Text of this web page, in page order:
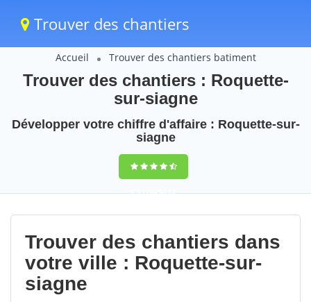
Trouver des chantiers
Accueil Trouver des chantiers batiment
Trouver des chantiers : Roquette-
sur-siagne
Développer votre chiffre d'affaire : Roquette-sur-
siagne
9,5(100%)52
votes
Trouver des chantiers dans
votre ville : Roquette-sur-
siagne